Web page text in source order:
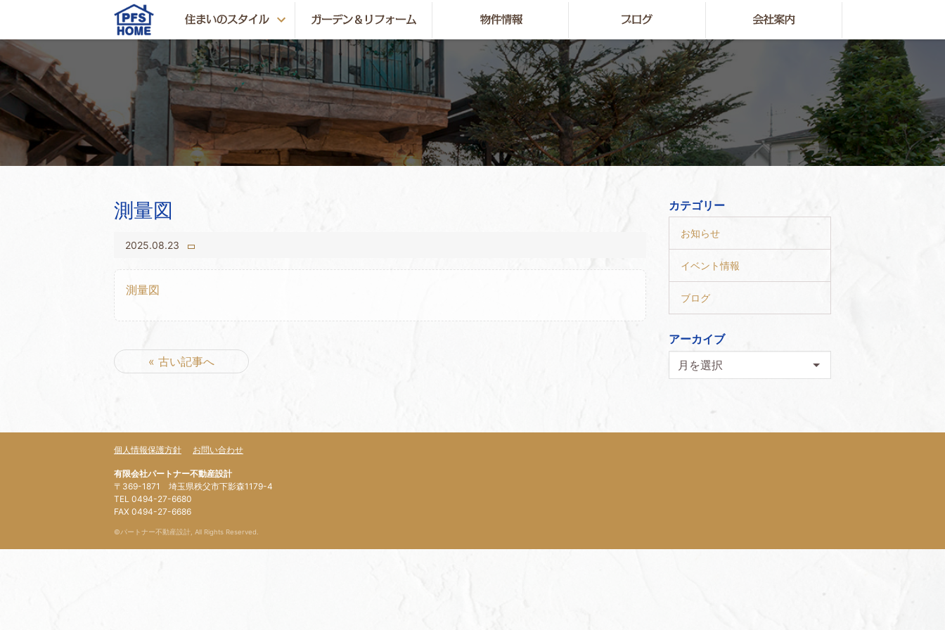
測量図
2025.08.23
測量図
« 古い記事へ
カテゴリー
お知らせ
イベント情報
ブログ
アーカイブ
個人情報保護方針 お問い合わせ
有限会社パートナー不動産設計
〒369-1871 埼玉県秩父市下影森1179-4
TEL 0494-27-6680
FAX 0494-27-6686
©パートナー不動産設計, All Rights Reserved.